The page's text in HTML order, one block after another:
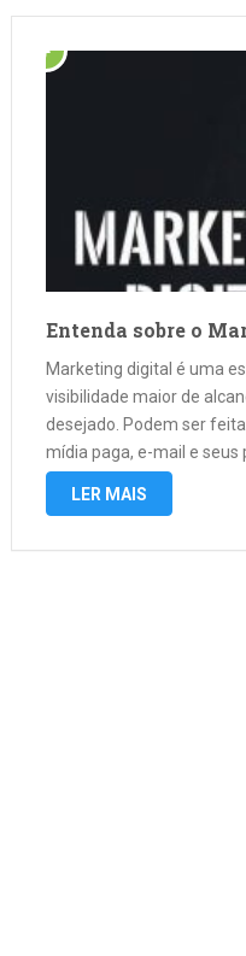
Entenda sobre o
Marketing digital é uma
visibilidade maior de
desejado. Podem ser
mídia paga, e-mail e seus
clientes, desenvolver uma
LER MAIS